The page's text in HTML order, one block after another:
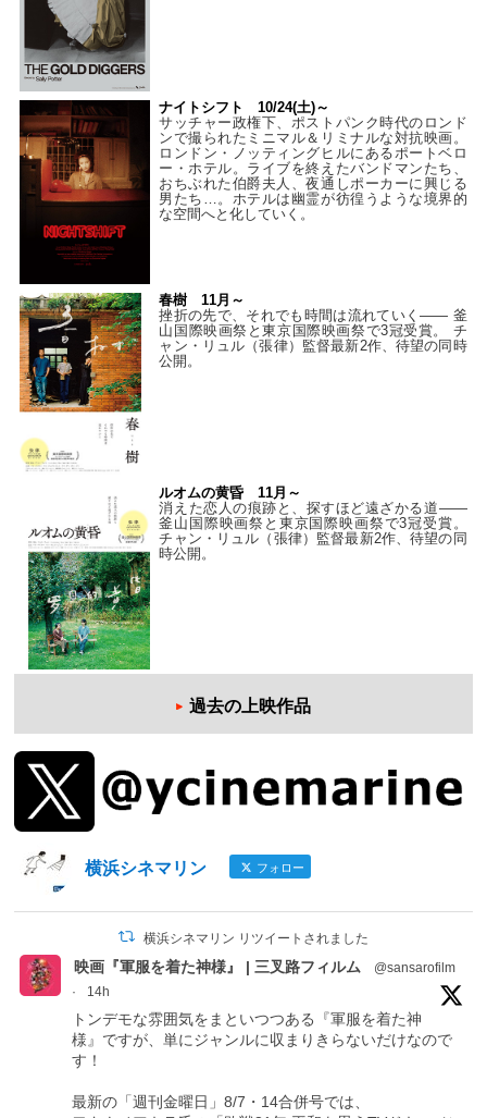
ナイトシフト 10/24(土)～
サッチャー政権下、ポストパンク時代のロンド
ンで撮られたミニマル＆リミナルな対抗映画。
ロンドン・ノッティングヒルにあるポートベロ
ー・ホテル。ライブを終えたバンドマンたち、
おちぶれた伯爵夫人、夜通しポーカーに興じる
男たち…。ホテルは幽霊が彷徨うような境界的
な空間へと化していく。
春樹 11月～
挫折の先で、それでも時間は流れていく—— 釜
山国際映画祭と東京国際映画祭で3冠受賞。 チ
ャン・リュル（張律）監督最新2作、待望の同時
公開。
ルオムの黄昏 11月～
消えた恋人の痕跡と、探すほど遠ざかる道——
釜山国際映画祭と東京国際映画祭で3冠受賞。
チャン・リュル（張律）監督最新2作、待望の同
時公開。
過去の上映作品
横浜シネマリン フォロー
横浜シネマリン リツイートされました
映画『軍服を着た神様』 | 三叉路フィルム
@sansarofilm
·
14h
トンデモな雰囲気をまといつつある『軍服を着た神
様』ですが、単にジャンルに収まりきらないだけなので
す！
最新の「週刊金曜日」8/7・14合併号では、